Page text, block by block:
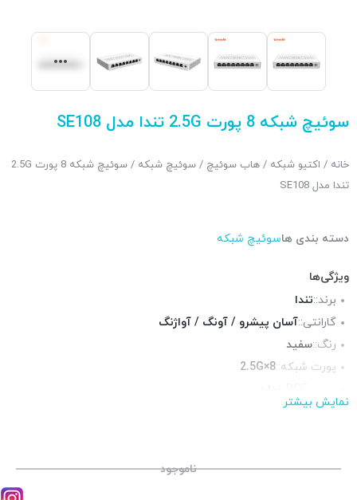
سوئیچ شبکه 8 پورت 2.5G تندا مدل SE108
خانه / اکتیو شبکه / هاب سوئیچ / سوئیچ شبکه
/ سوئیچ شبکه 8 پورت 2.5G
تندا مدل SE108
دسته بندی هاسوئیچ شبکه
ویژگی‌ها
برند::تندا
گارانتی::آسان پیشرو / آونگ / آواژنگ
رنگ::سفید
پورت شبکه::8×2.5G
نوع سوئیچ::
نمایش بیشتر
ناموجود